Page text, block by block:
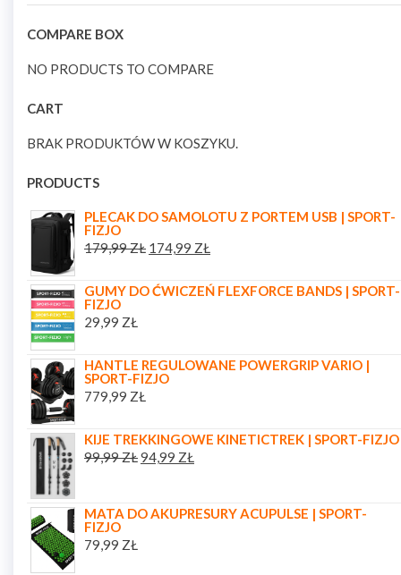
COMPARE BOX
NO PRODUCTS TO COMPARE
CART
BRAK PRODUKTÓW W KOSZYKU.
PRODUCTS
PLECAK DO SAMOLOTU Z PORTEM USB | SPORT-
FIZJO
179,99ZŁ 174,99 ZŁ
GUMY DO ĆWICZEŃ FLEXFORCE BANDS | SPORT-
FIZJO
29,99 ZŁ
HANTLE REGULOWANE POWERGRIP VARIO |
SPORT-FIZJO
779,99 ZŁ
KIJE TREKKINGOWE KINETICTREK | SPORT-FIZJO
99,99ZŁ94,99 ZŁ
MATA DO AKUPRESURY ACUPULSE | SPORT-
FIZJO
79,99 ZŁ